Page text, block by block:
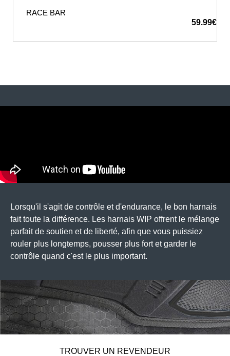
RACE BAR
59.99€
Lorsqu'il s'agit de contrôle et d'endurance, le bon harnais
fait toute la différence. Les harnais WIP offrent le mélange
parfait de soutien et de liberté, afin que vous puissiez
rouler plus longtemps, pousser plus fort et garder le
contrôle quand c'est le plus important.
TROUVER UN REVENDEUR